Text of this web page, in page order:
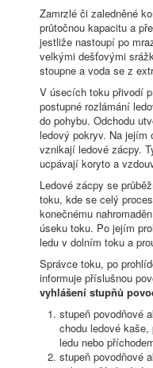
Zamrzlé či zaledněné
průtočnou kapacitu a
jestliže nastoupí po
velkými dešťovými
stoupne a voda se z
V úsecích toku přivodí
postupné rozlámání
do pohybu. Odchodu
ledový pokryv. Na jejím
vznikají ledové zácpy.
ucpávají koryto a
Ledové zácpy se
toku, kde se celý
konečnému
úseku toku. Po jejím
ledu v dolním toku a
Správce toku, po
informuje příslušnou
vyhlášení stupňů
stupeň povodňové
chodu ledové
ledu nebo
stupeň povodňové